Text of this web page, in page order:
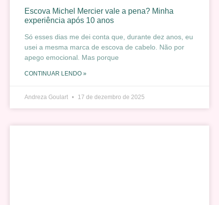
Escova Michel Mercier vale a pena? Minha
experiência após 10 anos
Só esses dias me dei conta que, durante dez anos, eu
usei a mesma marca de escova de cabelo. Não por
apego emocional. Mas porque
CONTINUAR LENDO »
Andreza Goulart 17 de dezembro de 2025